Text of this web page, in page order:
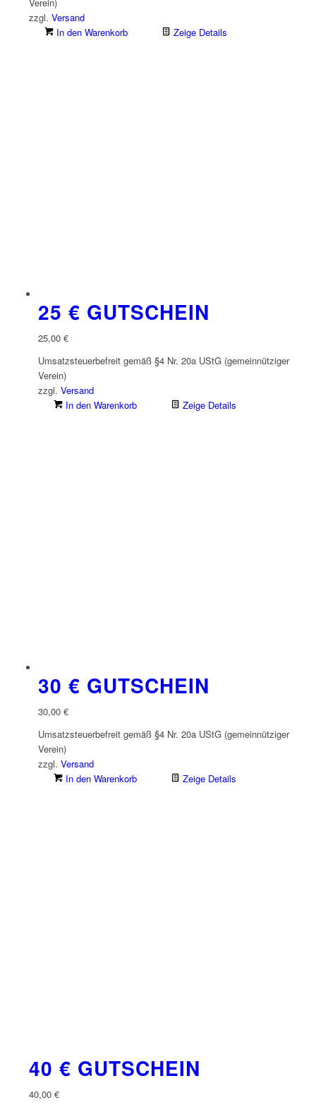
zzgl. Versand
In den Warenkorb
Zeige Details
25 € GUTSCHEIN
25,00 €
Umsatzsteuerbefreit gemäß §4 Nr. 20a UStG (gemeinnütziger
Verein)
zzgl. Versand
In den Warenkorb
Zeige Details
30 € GUTSCHEIN
30,00 €
Umsatzsteuerbefreit gemäß §4 Nr. 20a UStG (gemeinnütziger
Verein)
zzgl. Versand
In den Warenkorb
Zeige Details
40 € GUTSCHEIN
40,00 €